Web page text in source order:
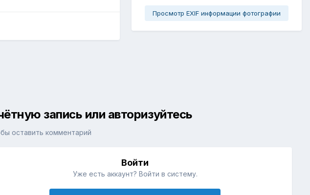
Просмотр EXIF информации фотографии
запись или авторизуйтесь
оставить комментарий
Войти
Уже есть аккаунт? Войти в систему.